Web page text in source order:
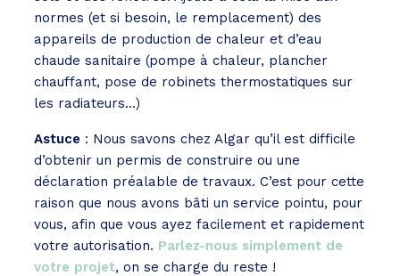
normes (et si besoin, le remplacement) des
appareils de production de chaleur et d’eau
chaude sanitaire (pompe à chaleur, plancher
chauffant, pose de robinets thermostatiques sur
les radiateurs…)
Astuce : Nous savons chez Algar qu’il est difficile
d’obtenir un permis de construire ou une
déclaration préalable de travaux. C’est pour cette
raison que nous avons bâti un service pointu, pour
vous, afin que vous ayez facilement et rapidement
votre autorisation. Parlez-nous simplement de
votre projet, on se charge du reste !